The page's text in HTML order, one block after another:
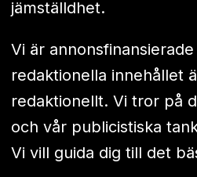
jämställdhet.
Vi är
redaktionella innehållet
redaktionellt. Vi tror på
och vår publicistiska
Vi vill guida dig till det